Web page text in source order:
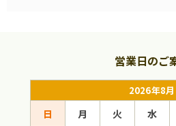
営業日のご
2026年8月
日 月 火 水